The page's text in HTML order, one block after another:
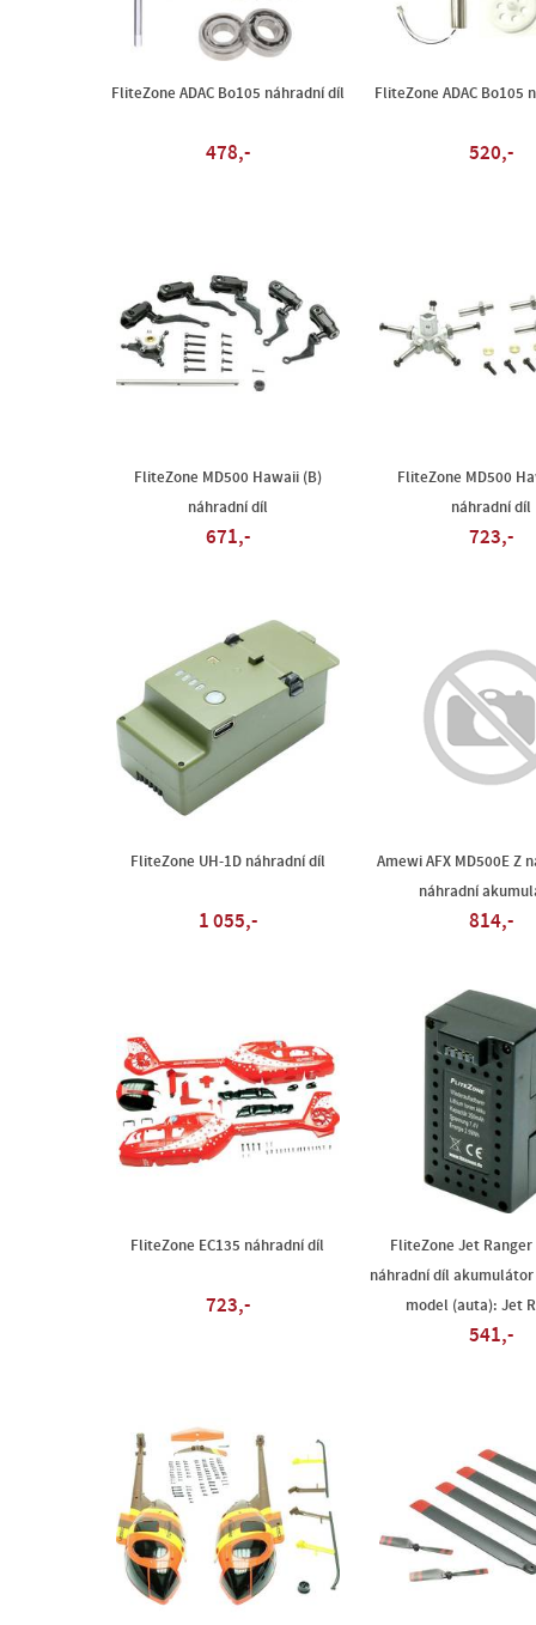
FliteZone ADAC Bo105 náhradní díl
478,-
FliteZone ADAC Bo105
520,-
FliteZone MD500 Hawaii (B)
náhradní díl
671,-
FliteZone MD500
náhradní díl
723,-
FliteZone UH-1D náhradní díl
1 055,-
Amewi AFX MD500E Z
náhradní
814,-
FliteZone EC135 náhradní díl
723,-
FliteZone Jet
náhradní díl akumulátor
model (auta): Jet
541,-